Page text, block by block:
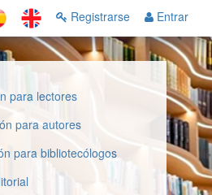
Registrarse Entrar
para lectores
para autores
para bibliotecólogos